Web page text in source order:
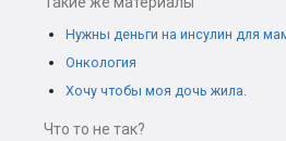
Нужны деньги на инсулин для
Онкология
Хочу чтобы моя дочь жила.
Что то не так?